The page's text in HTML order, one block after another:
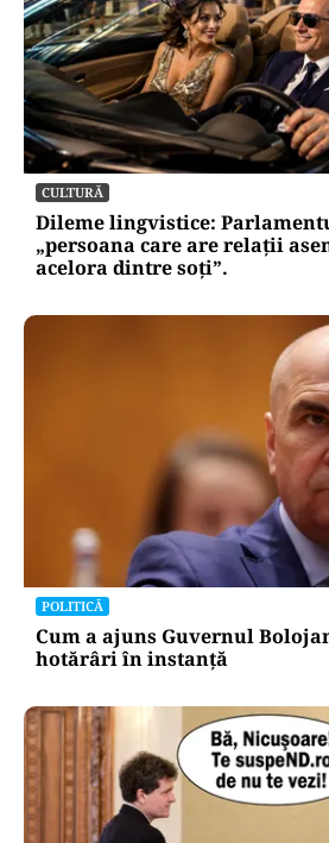
CULTURĂ
Dileme lingvistice:
„persoana care are relații
acelora dintre soți”.
POLITICĂ
Cum a ajuns Guvernul
hotărâri în instanță